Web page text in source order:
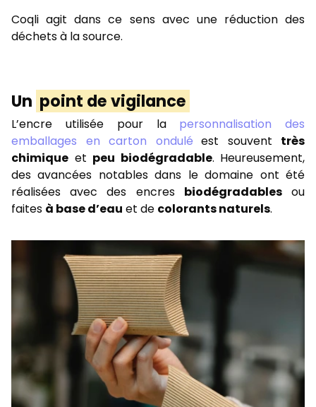
Coqli agit dans ce sens avec une réduction des
déchets à la source.
Un point de vigilance
L’encre utilisée pour la
personnalisation des
emballages en carton ondulé est souvent très
chimique et peu biodégradable. Heureusement,
des avancées notables dans le domaine ont été
réalisées avec des encres biodégradablesou
faites à base d’eau et de colorants naturels.